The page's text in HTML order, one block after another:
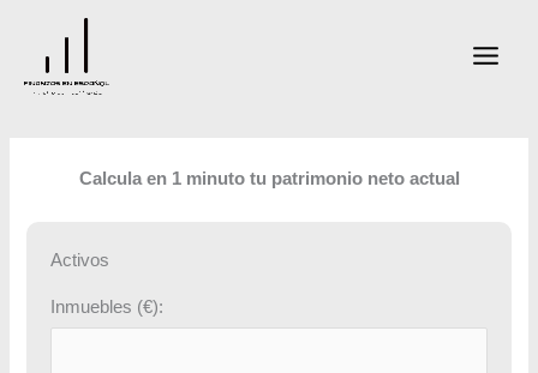
contenido
Calcula en 1 minuto tu patrimonio neto actual
Activos
Inmuebles (€):